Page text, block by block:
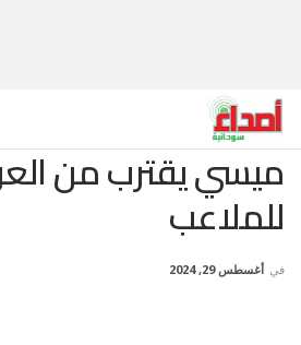
ميسي يقترب من
للملاعب
في أغسطس 29, 2024